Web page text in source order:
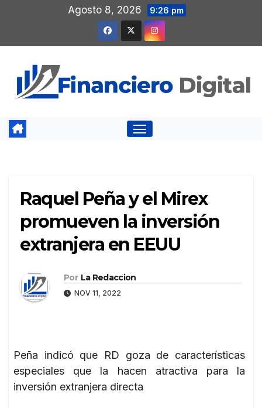
contenido
Agosto 8, 2026 9:26 pm
Raquel Peña y el Mirex
promueven la inversión
extranjera en EEUU
Por La Redaccion
NOV 11, 2022
Peña indicó que RD goza de características
especiales que la hacen atractiva para la
inversión extranjera directa